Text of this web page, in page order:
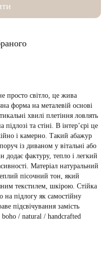
просто світло, це жива
форма на металевій основі
хвилі плетіння ловлять
та стіні. В інтер’єрі це
і камерно. Такий абажур
із диваном у вітальні або
додає фактуру, тепло і легкий
Матеріал натуральний
пісочний тон, який
текстилем, шкірою. Стійка
на підлогу як самостійну
підсвічування замість
boho / natural / handcrafted